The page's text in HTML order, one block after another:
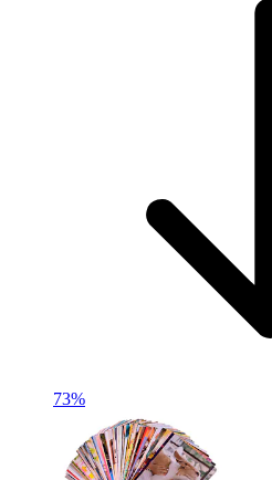
73%